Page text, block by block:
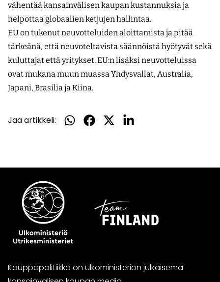
vähentää kansainvälisen kaupan kustannuksia ja
helpottaa globaalien ketjujen hallintaa.
EU on tukenut neuvotteluiden aloittamista ja pitää
tärkeänä, että neuvoteltavista säännöistä hyötyvät sekä
kuluttajat että yritykset. EU:n lisäksi neuvotteluissa
ovat mukana muun muassa Yhdysvallat, Australia,
Japani, Brasilia ja Kiina.
Jaa artikkeli:
Jaa
Jaa
Jaa
Jaa
Kauppapolitiikka on ulkoministeriön julkaisema